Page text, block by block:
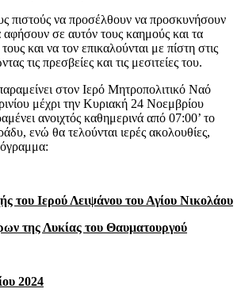
πιστούς να προσέλθουν να προσκυνήσουν
σε αυτόν τους καημούς και τα
και να τον επικαλούνται με πίστη στις
τις πρεσβείες και τις μεσιτείες του.
στον Ιερό Μητροπολιτικό Ναό
μέχρι την Κυριακή 24 Νοεμβρίου
ανοιχτός καθημερινά από 07:00’ το
ενώ θα τελούνται ιερές ακολουθίες,
του Ιερού Λειψάνου του Αγίου Νικολάου
της Λυκίας του Θαυματουργού
2024